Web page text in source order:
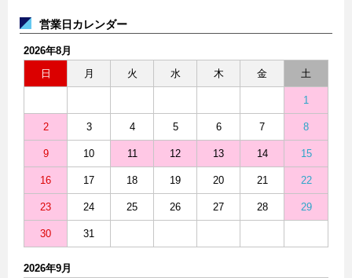
営業日カレンダー
2026年8月
日
月 火 水 木 金 土
1
2 3 4 5 6 7 8
9 10 11 12 13 14 15
16 17 18 19 20 21 22
23 24 25 26 27 28 29
30 31
2026年9月